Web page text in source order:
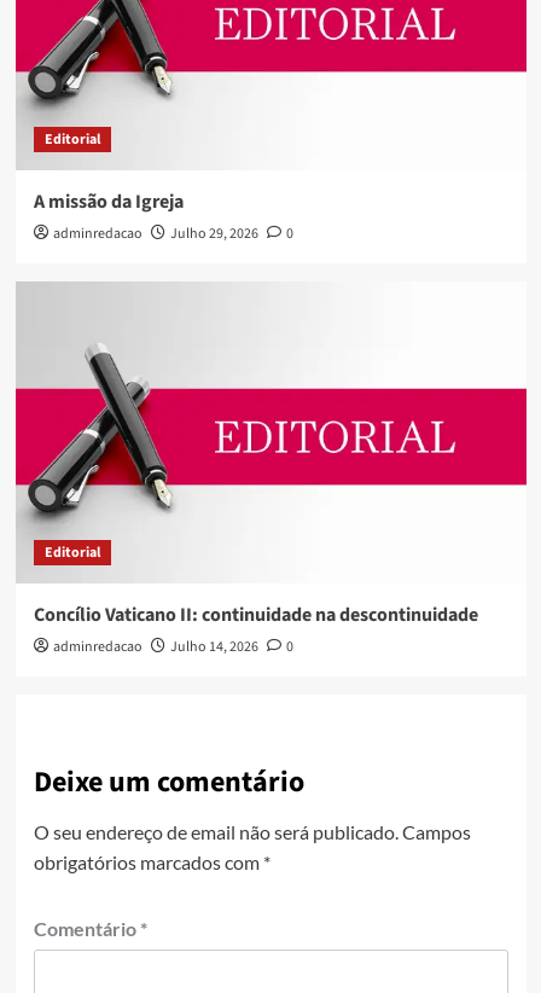
Editorial
A missão da Igreja
adminredacao Julho 29, 2026 0
Editorial
Concílio Vaticano II: continuidade na descontinuidade
adminredacao Julho 14, 2026 0
Deixe um comentário
O seu endereço de email não será publicado. Campos
obrigatórios marcados com *
Comentário *